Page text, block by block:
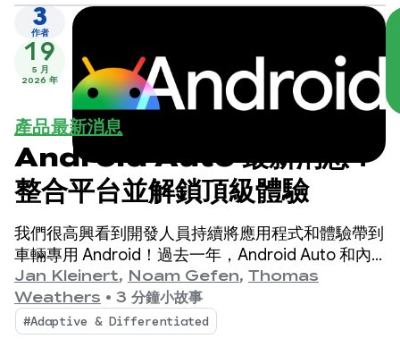
3
作者
19
5 月
2026 年
產品最新消息
Android Auto 最新消息：
整合平台並解鎖頂級體驗
我們很高興看到開發人員持續將應用程式和體驗帶到
車輛專用 Android！過去一年，Android Auto 和內
建 Google 服務的汽車應用程式生態系統持續蓬勃發
展。
Jan Kleinert, Noam Gefen, Thomas
Weathers • 3 分鐘小故事
#Adaptive & Differentiated